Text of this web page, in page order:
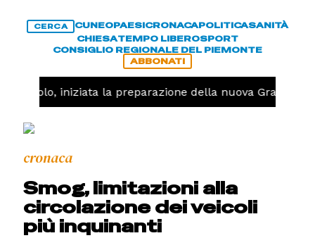
CERCA CUNEOPAESICRONACAPOLITICASANITÀ
CHIESATEMPO LIBEROSPORT
CONSIGLIO REGIONALE DEL PIEMONTE
ABBONATI
iniziata la preparazione della nuova Granda
cronaca
Smog, limitazioni alla
circolazione dei veicoli
più inquinanti